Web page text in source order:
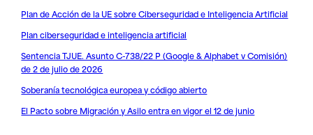
Plan de Acción de la UE sobre Ciberseguridad e Inteligencia Artificial
Plan ciberseguridad e inteligencia artificial
Sentencia TJUE. Asunto C-738/22 P (Google & Alphabet v Comisión)
de 2 de julio de 2026
Soberanía tecnológica europea y código abierto
El Pacto sobre Migración y Asilo entra en vigor el 12 de junio